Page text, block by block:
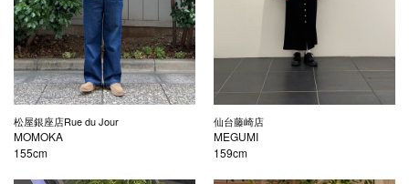
松屋銀座店Rue du Jour
MOMOKA
155cm
仙台藤崎店
MEGUMI
159cm